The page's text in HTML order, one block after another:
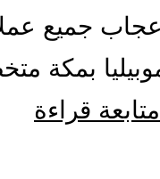
جميع
بمكة
متابعة قراءة